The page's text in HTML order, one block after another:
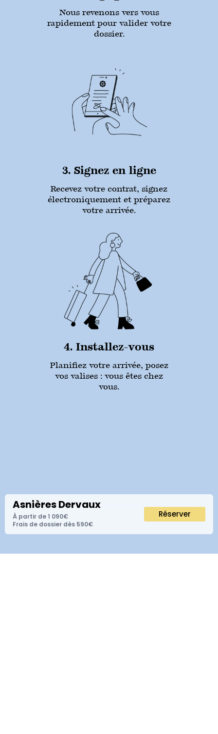
Asnières Dervaux
À partir de 1 090€
Frais de dossier dès 590€
Réserver
Nous revenons vers vous
rapidement pour valider votre
dossier.
3. Signez en ligne
Recevez votre contrat, signez
électroniquement et préparez
votre arrivée.
4. Installez-vous
Planifiez votre arrivée, posez
vos valises : vous êtes chez
vous.